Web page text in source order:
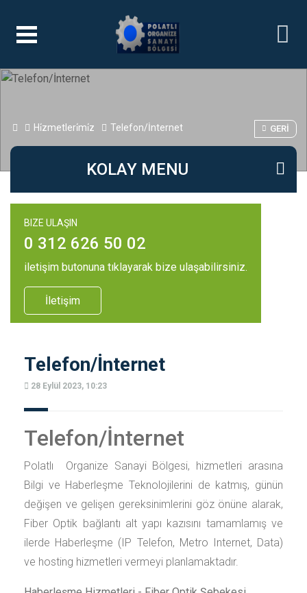
Hi̇zmetleri̇mi̇z Telefon/İnternet GERI
KOLAY MENU
BIZE ULAŞIN
0 312 626 50 02
iletişim butonuna tıklayarak bize ulaşabilirsiniz.
İletişim
Telefon/İnternet
28 Eylül 2023, 10:23
Telefon/İnternet
Polatlı Organize Sanayi Bölgesi, hizmetleri arasına
Bilgi ve Haberleşme Teknolojilerini de katmış, günün
değişen ve gelişen gereksinimlerini göz önüne alarak,
Fiber Optik bağlantı alt yapı kazısını tamamlamış ve
ilerde Haberleşme (IP Telefon, Metro Internet, Data)
ve hosting hizmetleri vermeyi planlamaktadır.